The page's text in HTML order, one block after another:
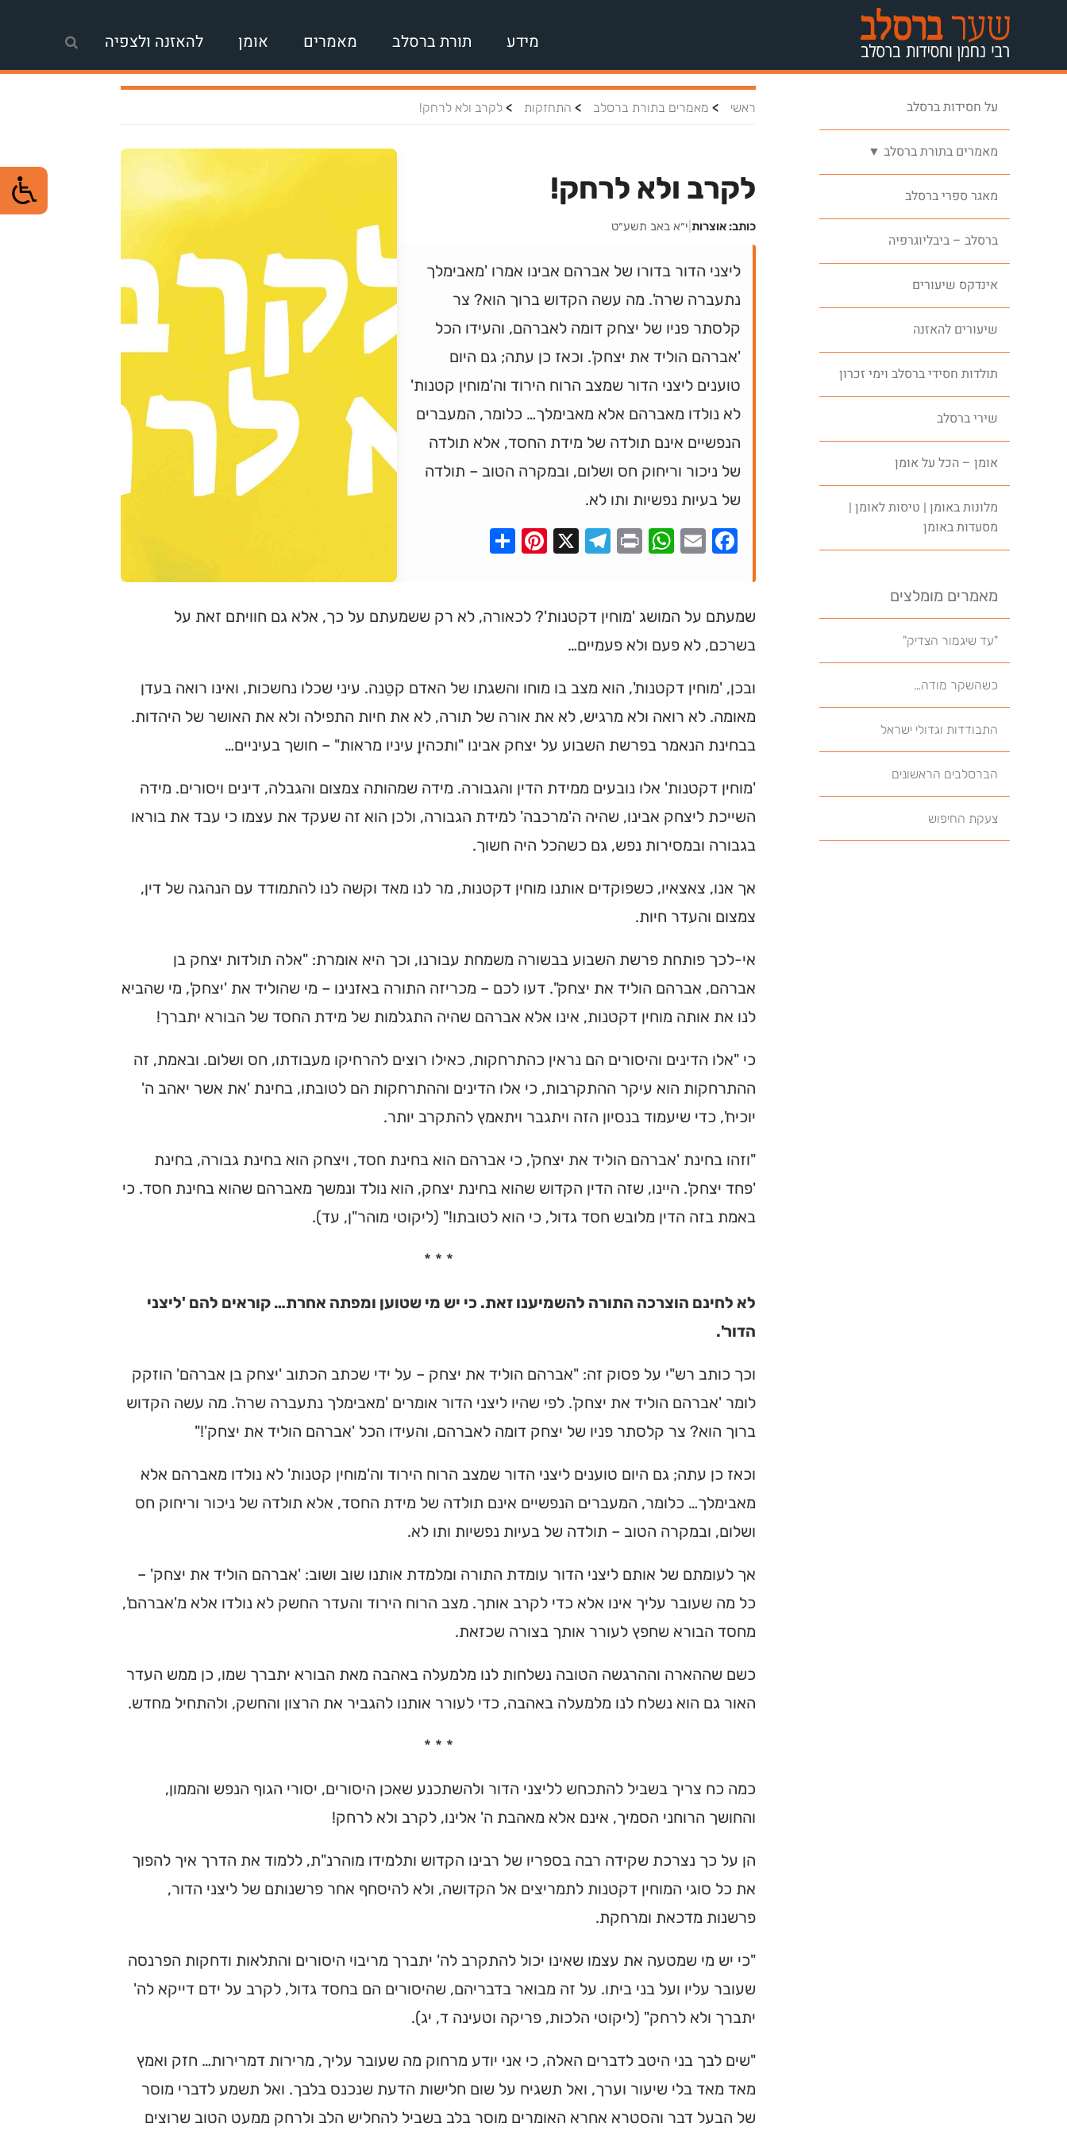
מידע תורת ברסלב מאמרים אומן להאזנה ולצפיה
על חסידות ברסלב
מאמרים בתורת ברסלב ▼
מאגר ספרי ברסלב
ברסלב – ביבליוגרפיה
אינדקס שיעורים
שיעורים להאזנה
תולדות חסידי ברסלב וימי זכרון
שירי ברסלב
אומן – הכל על אומן
מלונות באומן | טיסות לאומן |
מסעדות באומן
מאמרים מומלצים
"עד שיגמור הצדיק"
כשהשקר מודה…
התבודדות וגדולי ישראל
הברסלבים הראשונים
צעקת החיפוש
ראשי > מאמרים בתורת ברסלב > התחזקות > לקרב ולא לרחק!
לקרב ולא לרחק!
כותב: אוצרות י״א באב תשע״ט
ליצני הדור בדורו של אברהם אבינו אמרו 'מאבימלך
נתעברה שרה'. מה עשה הקדוש ברוך הוא? צר
קלסתר פניו של יצחק דומה לאברהם, והעידו הכל
'אברהם הוליד את יצחק'. וכאז כן עתה; גם היום
טוענים ליצני הדור שמצב הרוח הירוד וה'מוחין קטנות'
לא נולדו מאברהם אלא מאבימלך… כלומר, המעברים
הנפשיים אינם תולדה של מידת החסד, אלא תולדה
של ניכור וריחוק חס ושלום, ובמקרה הטוב – תולדה
של בעיות נפשיות ותו לא.
Facebook
Email
WhatsApp
Print
Telegram
X
Pinterest
שמעתם על המושג 'מוחין דקטנות'? לכאורה, לא רק ששמעתם על כך, אלא גם חוויתם זאת על
בשרכם, לא פעם ולא פעמיים…
ובכן, 'מוחין דקטנות', הוא מצב בו מוחו והשגתו של האדם קטֵנה. עיני שכלו נחשכות, ואינו רואה בעדן
מאומה. לא רואה ולא מרגיש, לא את אורה של תורה, לא את חיות התפילה ולא את האושר של היהדות.
בבחינת הנאמר בפרשת השבוע על יצחק אבינו "ותכהיןָ עיניו מראות" – חושך בעיניים…
'מוחין דקטנות' אלו נובעים ממידת הדין והגבורה. מידה שמהותה צמצום והגבלה, דינים ויסורים. מידה
השייכת ליצחק אבינו, שהיה ה'מרכבה' למידת הגבורה, ולכן הוא זה שעקד את עצמו כי עבד את בוראו
בגבורה ובמסירות נפש, גם כשהכל היה חשוך.
אך אנו, צאצאיו, כשפוקדים אותנו מוחין דקטנות, מר לנו מאד וקשה לנו להתמודד עם הנהגה של דין,
צמצום והעדר חיות.
אי-לכך פותחת פרשת השבוע בבשורה משמחת עבורנו, וכך היא אומרת: "אלה תולדות יצחק בן
אברהם, אברהם הוליד את יצחק". דעו לכם – מכריזה התורה באזנינו – מי שהוליד את 'יצחק', מי שהביא
לנו את אותה מוחין דקטנות, אינו אלא אברהם שהיה התגלמות של מידת החסד של הבורא יתברך!
כי "אלו הדינים והיסורים הם נראין כהתרחקות, כאילו רוצים להרחיקו מעבודתו, חס ושלום. ובאמת, זה
ההתרחקות הוא עיקר ההתקרבות, כי אלו הדינים וההתרחקות הם לטובתו, בחינת 'את אשר יאהב ה'
יוכיח', כדי שיעמוד בנסיון הזה ויתגבר ויתאמץ להתקרב יותר.
"וזהו בחינת 'אברהם הוליד את יצחק', כי אברהם הוא בחינת חסד, ויצחק הוא בחינת גבורה, בחינת
'פחד יצחק'. היינו, שזה הדין הקדוש שהוא בחינת יצחק, הוא נולד ונמשך מאברהם שהוא בחינת חסד. כי
באמת בזה הדין מלובש חסד גדול, כי הוא לטובתו!" (ליקוטי מוהר"ן, עד).
* * *
לא לחינם הוצרכה התורה להשמיענו זאת. כי יש מי שטוען ומפתה אחרת… קוראים להם 'ליצני
הדור'.
וכך כותב רש"י על פסוק זה: "אברהם הוליד את יצחק – על ידי שכתב הכתוב 'יצחק בן אברהם' הוזקק
לומר 'אברהם הוליד את יצחק'. לפי שהיו ליצני הדור אומרים 'מאבימלך נתעברה שרה'. מה עשה הקדוש
ברוך הוא? צר קלסתר פניו של יצחק דומה לאברהם, והעידו הכל 'אברהם הוליד את יצחק'!"
וכאז כן עתה; גם היום טוענים ליצני הדור שמצב הרוח הירוד וה'מוחין קטנות' לא נולדו מאברהם אלא
מאבימלך… כלומר, המעברים הנפשיים אינם תולדה של מידת החסד, אלא תולדה של ניכור וריחוק חס
ושלום, ובמקרה הטוב – תולדה של בעיות נפשיות ותו לא.
אך לעומתם של אותם ליצני הדור עומדת התורה ומלמדת אותנו שוב ושוב: 'אברהם הוליד את יצחק' –
כל מה שעובר עליך אינו אלא כדי לקרב אותך. מצב הרוח הירוד והעדר החשק לא נולדו אלא מ'אברהם',
מחסד הבורא שחפץ לעורר אותך בצורה שכזאת.
כשם שההארה וההרגשה הטובה נשלחות לנו מלמעלה באהבה מאת הבורא יתברך שמו, כן ממש העדר
האור גם הוא נשלח לנו מלמעלה באהבה, כדי לעורר אותנו להגביר את הרצון והחשק, ולהתחיל מחדש.
* * *
כמה כח צריך בשביל להתכחש לליצני הדור ולהשתכנע שאכן היסורים, יסורי הגוף הנפש והממון,
והחושך הרוחני הסמיך, אינם אלא מאהבת ה' אלינו, לקרב ולא לרחק!
הן על כך נצרכת שקידה רבה בספריו של רבינו הקדוש ותלמידו מוהרנ"ת, ללמוד את הדרך איך להפוך
את כל סוגי המוחין דקטנות לתמריצים אל הקדושה, ולא להיסחף אחר פרשנותם של ליצני הדור,
פרשנות מדכאת ומרחקת.
"כי יש מי שמטעה את עצמו שאינו יכול להתקרב לה' יתברך מריבוי היסורים והתלאות ודחקות הפרנסה
שעובר עליו ועל בני ביתו. על זה מבואר בדבריהם, שהיסורים הם בחסד גדול, לקרב על ידם דייקא לה'
יתברך ולא לרחק" (ליקוטי הלכות, פריקה וטעינה ד, יג).
"שים לבך בני היטב לדברים האלה, כי אני יודע מרחוק מה שעובר עליך, מרירות דמרירות… חזק ואמץ
מאד מאד בלי שיעור וערך, ואל תשגיח על שום חלישות הדעת שנכנס בלבך. ואל תשמע לדברי מוסר
של הבעל דבר והסטרא אחרא האומרים מוסר בלב בשביל להחליש הלב ולרחק ממעט הטוב שרוצים